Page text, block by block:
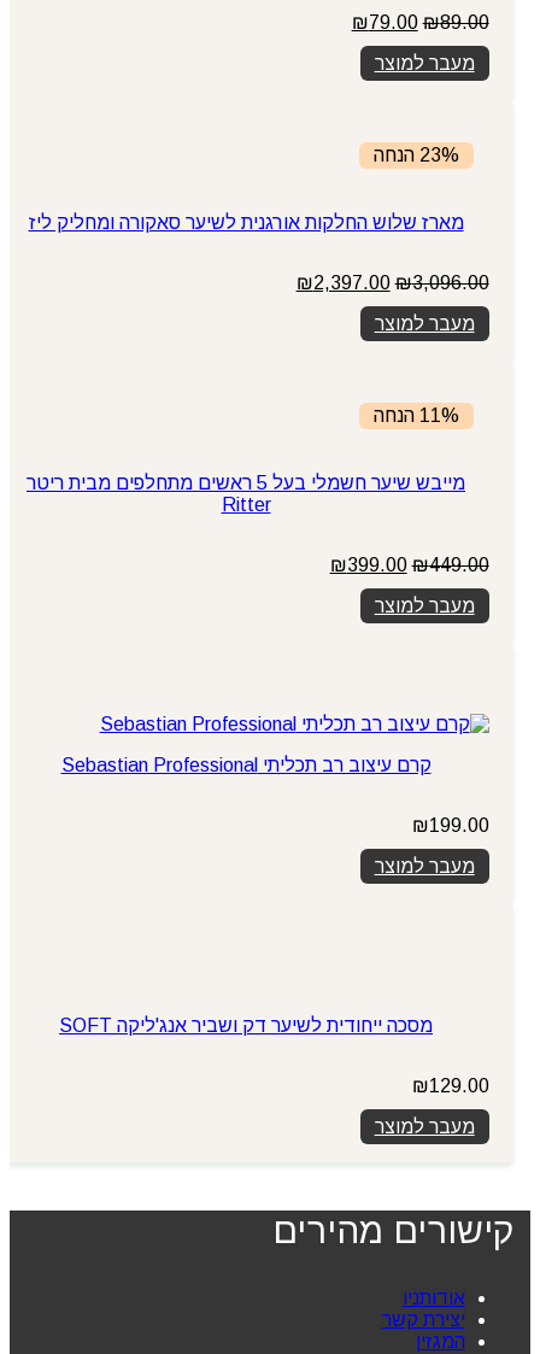
₪89.00
המחיר
המקורי
היה:
₪89.00.
₪79.00
מעבר למוצר
23% הנחה
מארז שלוש החלקות אורגנית לשיער סאקורה ומחליק ליז
₪3,096.00
המחיר
המקורי
היה:
₪3,096.00.
₪2,397.00
מעבר למוצר
11% הנחה
מייבש שיער חשמלי בעל 5 ראשים מתחלפים מבית ריטר
Ritter
₪449.00
המחיר
המקורי
היה:
₪449.00.
₪399.00
מעבר למוצר
קרם עיצוב רב תכליתי Sebastian Professional
₪199.00
מעבר למוצר
מסכה ייחודית לשיער דק ושביר אנג'ליקה SOFT
₪129.00
מעבר למוצר
קישורים מהירים
אודותניו
יצירת קשר
המגזין